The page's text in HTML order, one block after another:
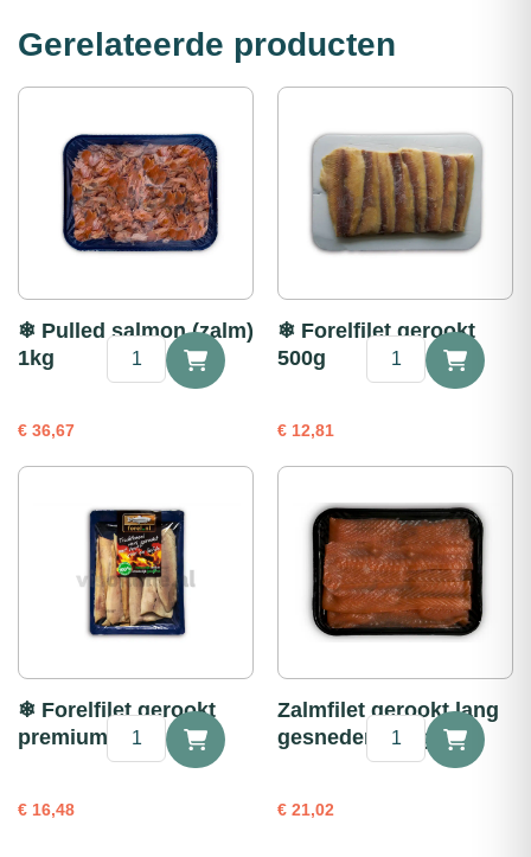
Gerelateerde producten
❄ Pulled salmon (zalm)
1kg
€ 36,67
Pulled
aantal
❄ Forelfilet gerookt
500g
€ 12,81
Forelfilet
❄ Forelfilet gerookt
premium 500g
€ 16,48
Forelfilet
Zalmfilet gerookt lang
gesneden 500g
€ 21,02
Zalmfilet
gerookt